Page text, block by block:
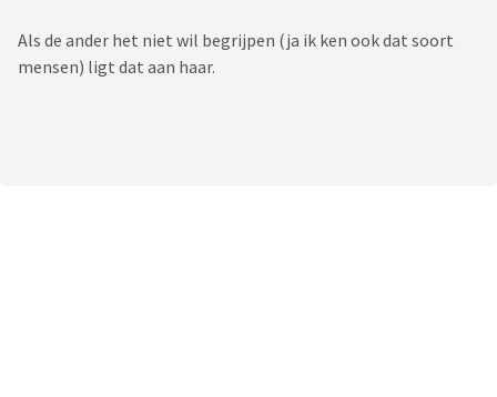
Als de ander het niet wil begrijpen (ja ik ken ook dat soort
mensen) ligt dat aan haar.